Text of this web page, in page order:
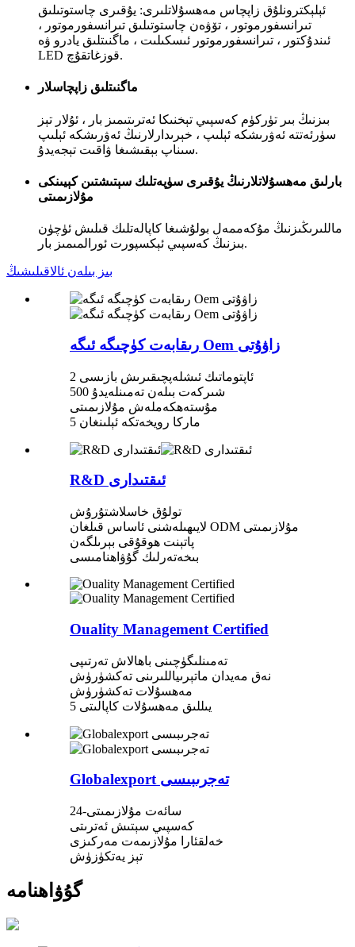
ئېلېكترونلۇق زاپچاس مەھسۇلاتلىرى: يۇقىرى چاستوتىلىق
تىرانسفورموتور ، تۆۋەن چاستوتىلىق تىرانسفورموتور ،
ئىندۇكتور ، تىرانسفورموتور ئىسكىلىت ، ماگنىتلىق يادرو ۋە
LED قوزغاتقۇچ.
ماگنىتلىق زاپچاسلار
بىزنىڭ بىر تۈركۈم كەسپىي تېخنىكا ئەترىتىمىز بار ، ئۇلار تېز
سۈرئەتتە ئەۋرىشكە ئېلىپ ، خېرىدارلارنىڭ ئەۋرىشكە ئېلىپ
سىناپ بېقىشىغا ۋاقىت تېجەيدۇ.
بارلىق مەھسۇلاتلارنىڭ يۇقىرى سۈپەتلىك سېتىشتىن كېيىنكى
مۇلازىمىتى
ماللىرىڭىزنىڭ مۇكەممەل بولۇشىغا كاپالەتلىك قىلىش ئۈچۈن
بىزنىڭ كەسپىي ئېكسپورت ئورالمىمىز بار.
بىز بىلەن ئالاقىلىشىڭ
رىقابەت كۈچىگە ئىگە Oem زاۋۇتى
2 ئاپتوماتىك ئىشلەپچىقىرىش بازىسى
500 شىركەت بىلەن تەمىنلەيدۇ
مۇستەھكەملەش مۇلازىمىتى
5 ماركا رويخەتكە ئېلىنغان
R&D ئىقتىدارى
تولۇق خاسلاشتۇرۇش
لايىھىلەشنى ئاساس قىلغان ODM مۇلازىمىتى
پاتېنت ھوقۇقى بېرىلگەن
بىخەتەرلىك گۇۋاھنامىسى
Ouality Management Certified
تەمىنلىگۈچىنى باھالاش تەرتىپى
نەق مەيدان ماتېرىياللىرىنى تەكشۈرۈش
مەھسۇلات تەكشۈرۈش
5 يىللىق مەھسۇلات كاپالىتى
Globalexport تەجرىبىسى
24-سائەت مۇلازىمىتى
كەسپىي سېتىش ئەترىتى
خەلقئارا مۇلازىمەت مەركىزى
تېز يەتكۈزۈش
گۇۋاھنامە